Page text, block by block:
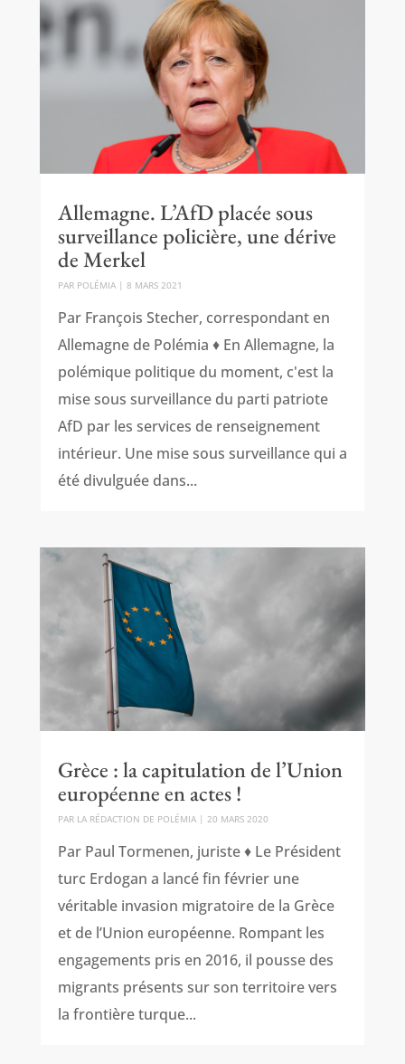
Allemagne. L’AfD placée sous
surveillance policière, une dérive
de Merkel
PAR POLÉMIA| 8 MARS 2021
Par François Stecher, correspondant en
Allemagne de Polémia ♦ En Allemagne, la
polémique politique du moment, c'est la
mise sous surveillance du parti patriote
AfD par les services de renseignement
intérieur. Une mise sous surveillance qui a
été divulguée dans...
Grèce : la capitulation de l’Union
européenne en actes !
PAR LA RÉDACTION DE POLÉMIA| 20 MARS 2020
Par Paul Tormenen, juriste ♦ Le Président
turc Erdogan a lancé fin février une
véritable invasion migratoire de la Grèce
et de l’Union européenne. Rompant les
engagements pris en 2016, il pousse des
migrants présents sur son territoire vers
la frontière turque...